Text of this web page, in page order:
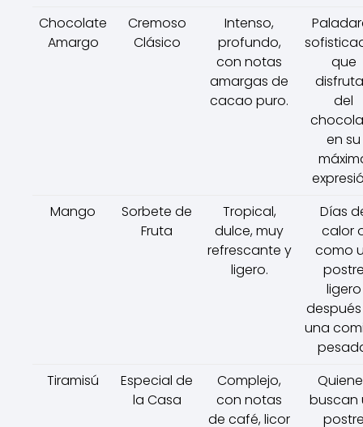
Chocolate
Amargo
Cremoso
Clásico
Intenso,
profundo,
con notas
amargas de
cacao puro.
que
del
en su
Mango
Sorbete de
Fruta
Tropical,
dulce, muy
refrescante y
ligero.
Días
calor
como
ligero
una
Tiramisú
Especial de
la Casa
Complejo,
con notas
de café, licor
buscan